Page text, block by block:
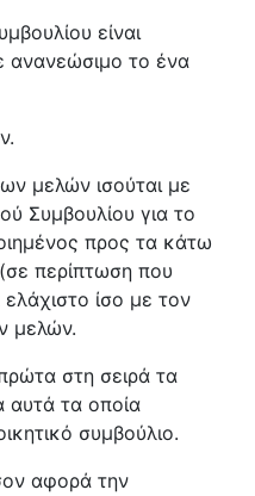
είναι
ανανεώσιμο το ένα
μελών ισούται με
Συμβουλίου για το
προς τα κάτω
περίπτωση που
ίσο με τον
μελών.
στη σειρά τα
αυτά τα οποία
συμβούλιο.
αφορά την